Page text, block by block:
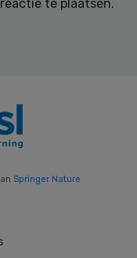
te plaatsen.
Springer Nature